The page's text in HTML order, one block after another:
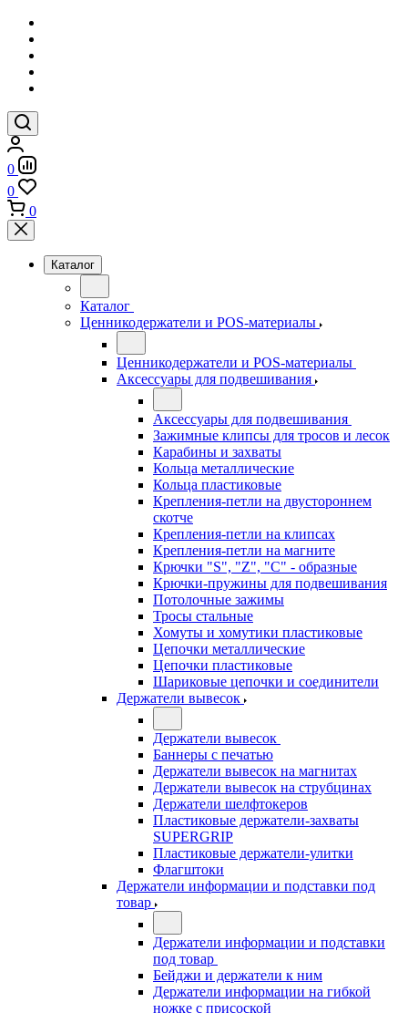
0
0
0
Каталог
Каталог
Ценникодержатели и POS-материалы
Ценникодержатели и POS-материалы
Аксессуары для подвешивания
Аксессуары для подвешивания
Зажимные клипсы для тросов и лесок
Карабины и захваты
Кольца металлические
Кольца пластиковые
Крепления-петли на двустороннем
скотче
Крепления-петли на клипсах
Крепления-петли на магните
Крючки "S", "Z", "C" - образные
Крючки-пружины для подвешивания
Потолочные зажимы
Тросы стальные
Хомуты и хомутики пластиковые
Цепочки металлические
Цепочки пластиковые
Шариковые цепочки и соединители
Держатели вывесок
Держатели вывесок
Баннеры с печатью
Держатели вывесок на магнитах
Держатели вывесок на струбцинах
Держатели шелфтокеров
Пластиковые держатели-захваты
SUPERGRIP
Пластиковые держатели-улитки
Флагштоки
Держатели информации и подставки под
товар
Держатели информации и подставки
под товар
Бейджи и держатели к ним
Держатели информации на гибкой
ножке с присоской